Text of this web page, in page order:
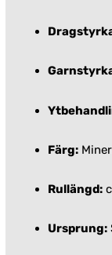
Färg:
Rullängd:
Ursprung: